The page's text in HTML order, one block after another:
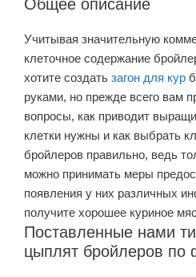
Общее описание
Учитывая значительную
клеточное содержание
хотите создать загон для кур
руками, но прежде всего вам
вопросы, как приводит
клетки нужны и как выбрать
бройлеров правильно, ведь
можно принимать меры
появления у них различных
получите хорошее куриное
Поставленные нами
цыплят бройлеров по